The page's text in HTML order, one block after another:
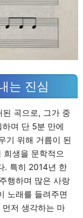
는 진심
곡으로, 그가 중
며 단 5분 만에
기 위해 거름이 된
희생을 문학적으
. 특히 2014년 한
행하며 많은 사랑
노래를 들려주면
저 생각하는 마